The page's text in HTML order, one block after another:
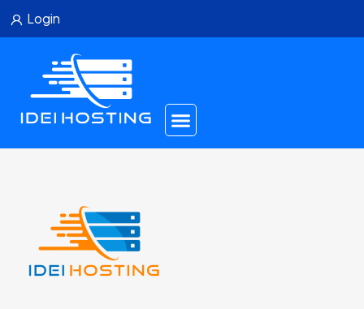
Login
SEO_ONPAGE
Método no permitido. Solo se acepta POST.